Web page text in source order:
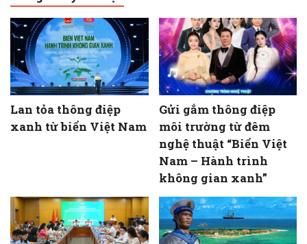
Lan tỏa thông điệp
xanh từ biển Việt Nam
Gửi gắm thông điệp
môi trường từ đêm
nghệ thuật “Biển Việt
Nam – Hành trình
không gian xanh”